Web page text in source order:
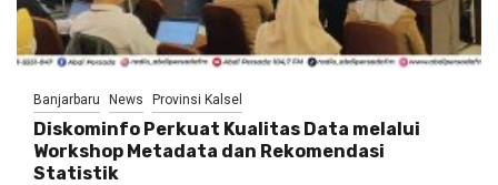
Banjarbaru News Provinsi Kalsel
Diskominfo Perkuat Kualitas Data melalui
Workshop Metadata dan Rekomendasi
Statistik